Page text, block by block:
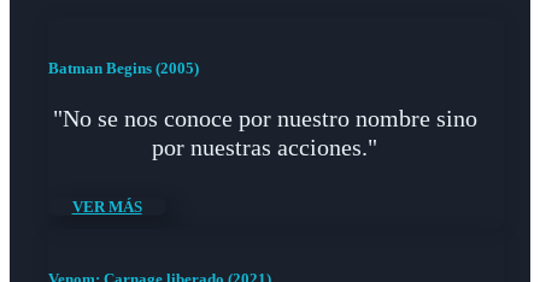
Batman Begins (2005)
"No se nos conoce por nuestro nombre sino
por nuestras acciones."
VER MÁS